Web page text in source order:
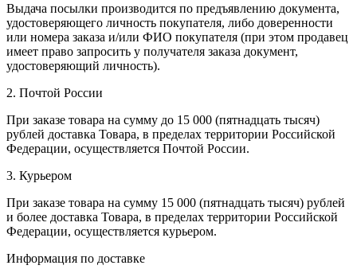
Выдача посылки производится по предъявлению документа,
удостоверяющего личность покупателя, либо доверенности
или номера заказа и/или ФИО покупателя (при этом продавец
имеет право запросить у получателя заказа документ,
удостоверяющий личность).
2. Почтой России
При заказе товара на сумму до 15 000 (пятнадцать тысяч)
рублей доставка Товара, в пределах территории Российской
Федерации, осуществляется Почтой России.
3. Курьером
При заказе товара на сумму 15 000 (пятнадцать тысяч) рублей
и более доставка Товара, в пределах территории Российской
Федерации, осуществляется курьером.
Информация по доставке